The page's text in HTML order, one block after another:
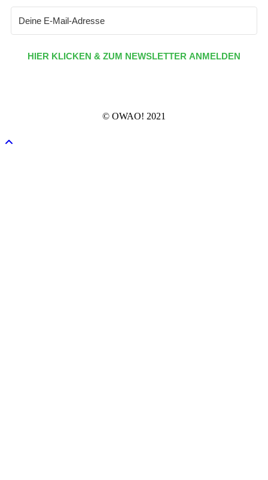
HIER KLICKEN & ZUM NEWSLETTER ANMELDEN
© OWAO! 2021